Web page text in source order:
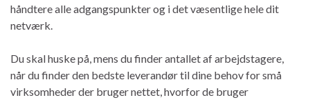
håndtere alle adgangspunkter og i det væsentlige hele dit
netværk.
Du skal huske på, mens du finder antallet af arbejdstagere,
når du finder den bedste leverandør til dine behov for små
virksomheder der bruger nettet, hvorfor de bruger